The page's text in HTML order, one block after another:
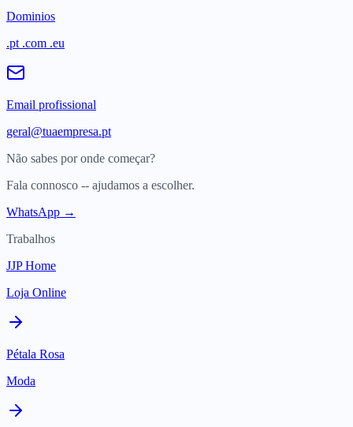
Dominios
.pt .com .eu
Email profissional
geral@tuaempresa.pt
Não sabes por onde começar?
Fala connosco -- ajudamos a escolher.
WhatsApp →
Trabalhos
JJP Home
Loja Online
Pétala Rosa
Moda